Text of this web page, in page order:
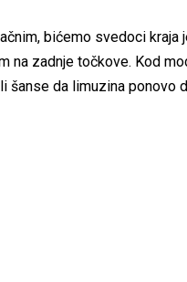
bićemo svedoci kraja
na zadnje točkove. Kod
šanse da limuzina ponovo